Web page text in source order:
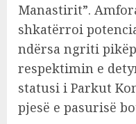
Manastirit”.
shkatërroi
ndërsa ngriti
respektimin e
statusi i Parkut
pjesë e pasurisë